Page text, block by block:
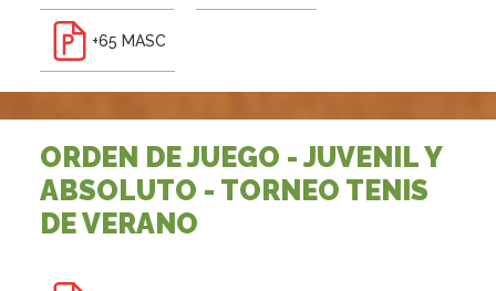
+65 MASC
ORDEN DE JUEGO - JUVENIL Y
ABSOLUTO - TORNEO TENIS
DE VERANO